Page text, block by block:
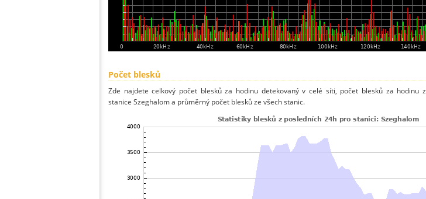
Počet blesků
Zde najdete celkový počet blesků za hodinu detekovaný v celé síti, počet blesků za hodinu
stanice Szeghalom a průměrný počet blesků ze všech stanic.